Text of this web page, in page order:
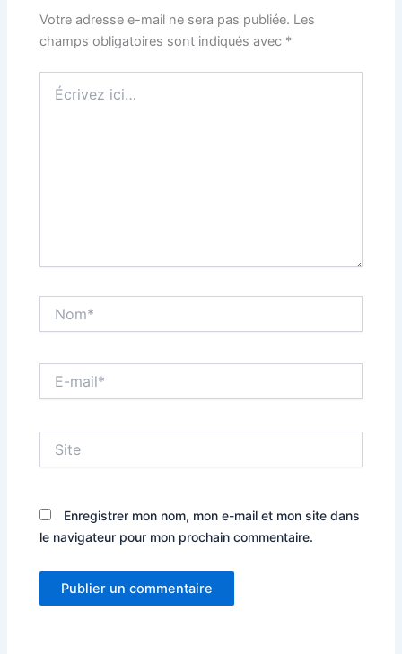
Votre adresse e-mail ne sera pas publiée. Les
champs obligatoires sont indiqués avec *
ici…
mail*
Enregistrer mon nom, mon e-mail et mon site dans
le navigateur pour mon prochain commentaire.